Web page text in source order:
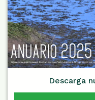
Descarga